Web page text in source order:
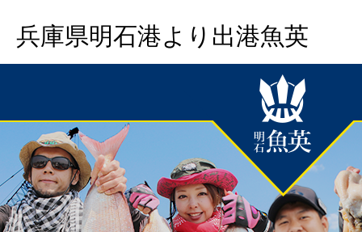
兵庫県明石港より出港魚英